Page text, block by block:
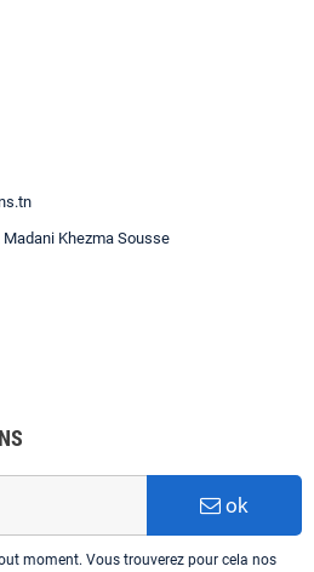
Khezma Sousse
ok
moment. Vous trouverez pour cela nos